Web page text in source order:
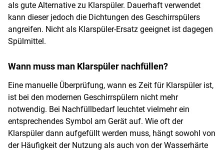
als gute Alternative zu Klarspüler. Dauerhaft verwendet
kann dieser jedoch die Dichtungen des Geschirrspülers
angreifen. Nicht als Klarspüler-Ersatz geeignet ist dagegen
Spülmittel.
Wann muss man Klarspüler nachfüllen?
Eine manuelle Überprüfung, wann es Zeit für Klarspüler ist,
ist bei den modernen Geschirrspülern nicht mehr
notwendig. Bei Nachfüllbedarf leuchtet vielmehr ein
entsprechendes Symbol am Gerät auf. Wie oft der
Klarspüler dann aufgefüllt werden muss, hängt sowohl von
der Häufigkeit der Nutzung als auch von der Wasserhärte